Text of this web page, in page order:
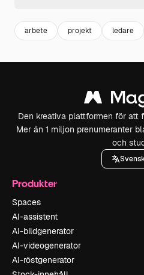
arbete projekt ledare
Den kreativa plattformen för att
Mer än 1 miljon prenumeranter
och
Produkter
Spaces
AI-assistent
AI-bildgenerator
AI-videogenerator
AI-röstgenerator